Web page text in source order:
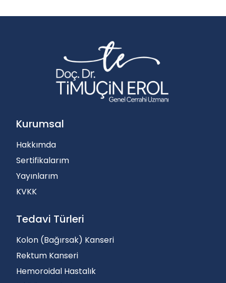
Kurumsal
Hakkımda
Sertifikalarım
Yayınlarım
KVKK
Tedavi Türleri
Kolon (Bağırsak) Kanseri
Rektum Kanseri
Hemoroidal Hastalık